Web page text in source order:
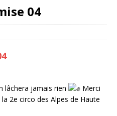
04
lâchera jamais rien
Merci
2e circo des Alpes de Haute